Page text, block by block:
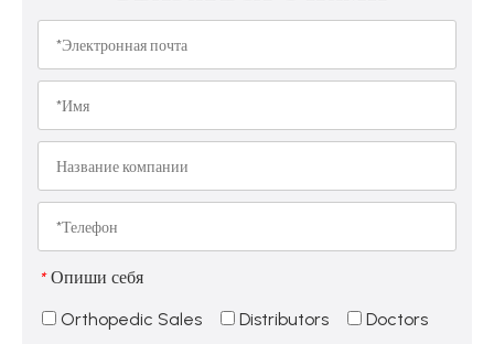
* Опиши себя
Orthopedic Sales Distributors
Doctors